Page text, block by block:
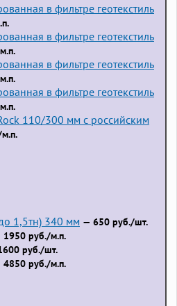
в фильтре геотекстиль
в фильтре геотекстиль
в фильтре геотекстиль
в фильтре геотекстиль
110/300 мм с российским
1,5тн) 340 мм — 650 руб./шт.
1950 руб./м.п.
руб./шт.
4850 руб./м.п.